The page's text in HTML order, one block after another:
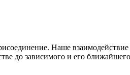
Наше
до зависимого и его